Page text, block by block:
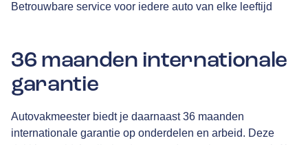
Betrouwbare service voor iedere auto van elke leeftijd
36 maanden internationale
garantie
Autovakmeester biedt je daarnaast 36 maanden
internationale garantie op onderdelen en arbeid. Deze